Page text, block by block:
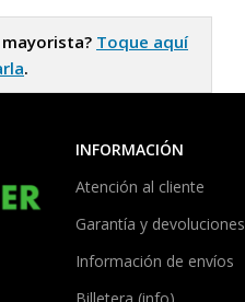
Toque aquí
.
INFORMACIÓN
Atención al cliente
Garantía y devoluciones
Información de envíos